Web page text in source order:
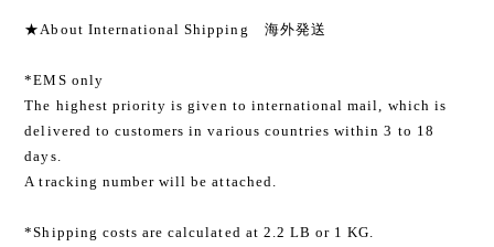
★About International Shipping 海外発送
*EMS only
The highest priority is given to international mail, which is
delivered to customers in various countries within 3 to 18
days.
A tracking number will be attached.
*Shipping costs are calculated at 2.2 LB or 1 KG.